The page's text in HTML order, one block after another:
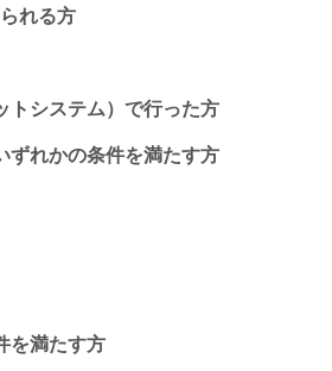
れる方
トシステム）で行った方
ずれかの条件を満たす方
を満たす方